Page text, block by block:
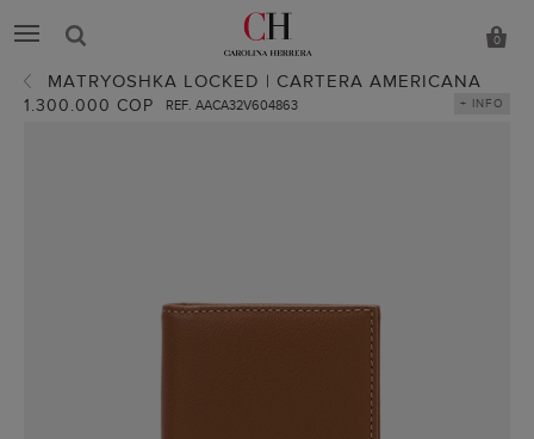
0
MATRYOSHKA LOCKED | CARTERA AMERICANA
1.300.000 COP REF. AACA32V604863 + INFO